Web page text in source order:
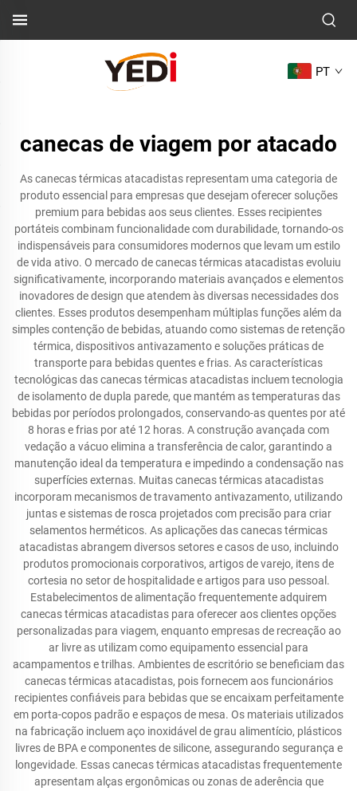
PT
canecas de viagem por atacado
As canecas térmicas atacadistas representam uma categoria de
produto essencial para empresas que desejam oferecer soluções
premium para bebidas aos seus clientes. Esses recipientes
portáteis combinam funcionalidade com durabilidade, tornando-os
indispensáveis para consumidores modernos que levam um estilo
de vida ativo. O mercado de canecas térmicas atacadistas evoluiu
significativamente, incorporando materiais avançados e elementos
inovadores de design que atendem às diversas necessidades dos
clientes. Esses produtos desempenham múltiplas funções além da
simples contenção de bebidas, atuando como sistemas de retenção
térmica, dispositivos antivazamento e soluções práticas de
transporte para bebidas quentes e frias. As características
tecnológicas das canecas térmicas atacadistas incluem tecnologia
de isolamento de dupla parede, que mantém as temperaturas das
bebidas por períodos prolongados, conservando-as quentes por até
8 horas e frias por até 12 horas. A construção avançada com
vedação a vácuo elimina a transferência de calor, garantindo a
manutenção ideal da temperatura e impedindo a condensação nas
superfícies externas. Muitas canecas térmicas atacadistas
incorporam mecanismos de travamento antivazamento, utilizando
juntas e sistemas de rosca projetados com precisão para criar
selamentos herméticos. As aplicações das canecas térmicas
atacadistas abrangem diversos setores e casos de uso, incluindo
produtos promocionais corporativos, artigos de varejo, itens de
cortesia no setor de hospitalidade e artigos para uso pessoal.
Estabelecimentos de alimentação frequentemente adquirem
canecas térmicas atacadistas para oferecer aos clientes opções
personalizadas para viagem, enquanto empresas de recreação ao
ar livre as utilizam como equipamento essencial para
acampamentos e trilhas. Ambientes de escritório se beneficiam das
canecas térmicas atacadistas, pois fornecem aos funcionários
recipientes confiáveis para bebidas que se encaixam perfeitamente
em porta-copos padrão e espaços de mesa. Os materiais utilizados
na fabricação incluem aço inoxidável de grau alimentício, plásticos
livres de BPA e componentes de silicone, assegurando segurança e
longevidade. Essas canecas térmicas atacadistas frequentemente
apresentam alças ergonômicas ou zonas de aderência que